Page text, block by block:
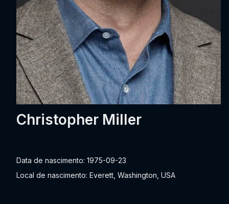
Christopher Miller
Data de nascimento: 1975-09-23
Local de nascimento: Everett, Washington, USA